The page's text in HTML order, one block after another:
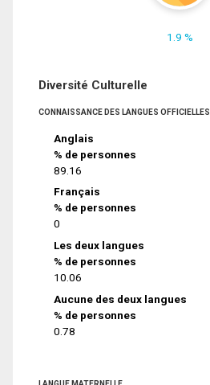
1.9 %
Diversité Culturelle
CONNAISSANCE DES LANGUES OFFICIELLES
Anglais
% de personnes
89.16
Français
% de personnes
0
Les deux langues
% de personnes
10.06
Aucune des deux langues
% de personnes
0.78